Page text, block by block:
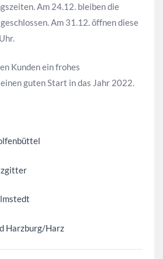
Am 24.12. bleiben die
Am 31.12. öffnen diese
Kunden ein frohes
guten Start in das Jahr 2022.
Harzburg/Harz